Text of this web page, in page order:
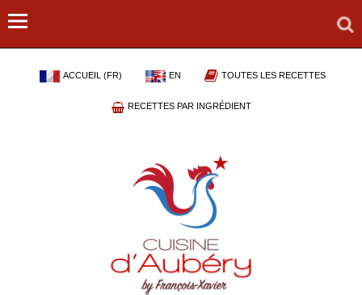
ACCUEIL (FR) EN TOUTES LES RECETTES
RECETTES PAR INGRÉDIENT